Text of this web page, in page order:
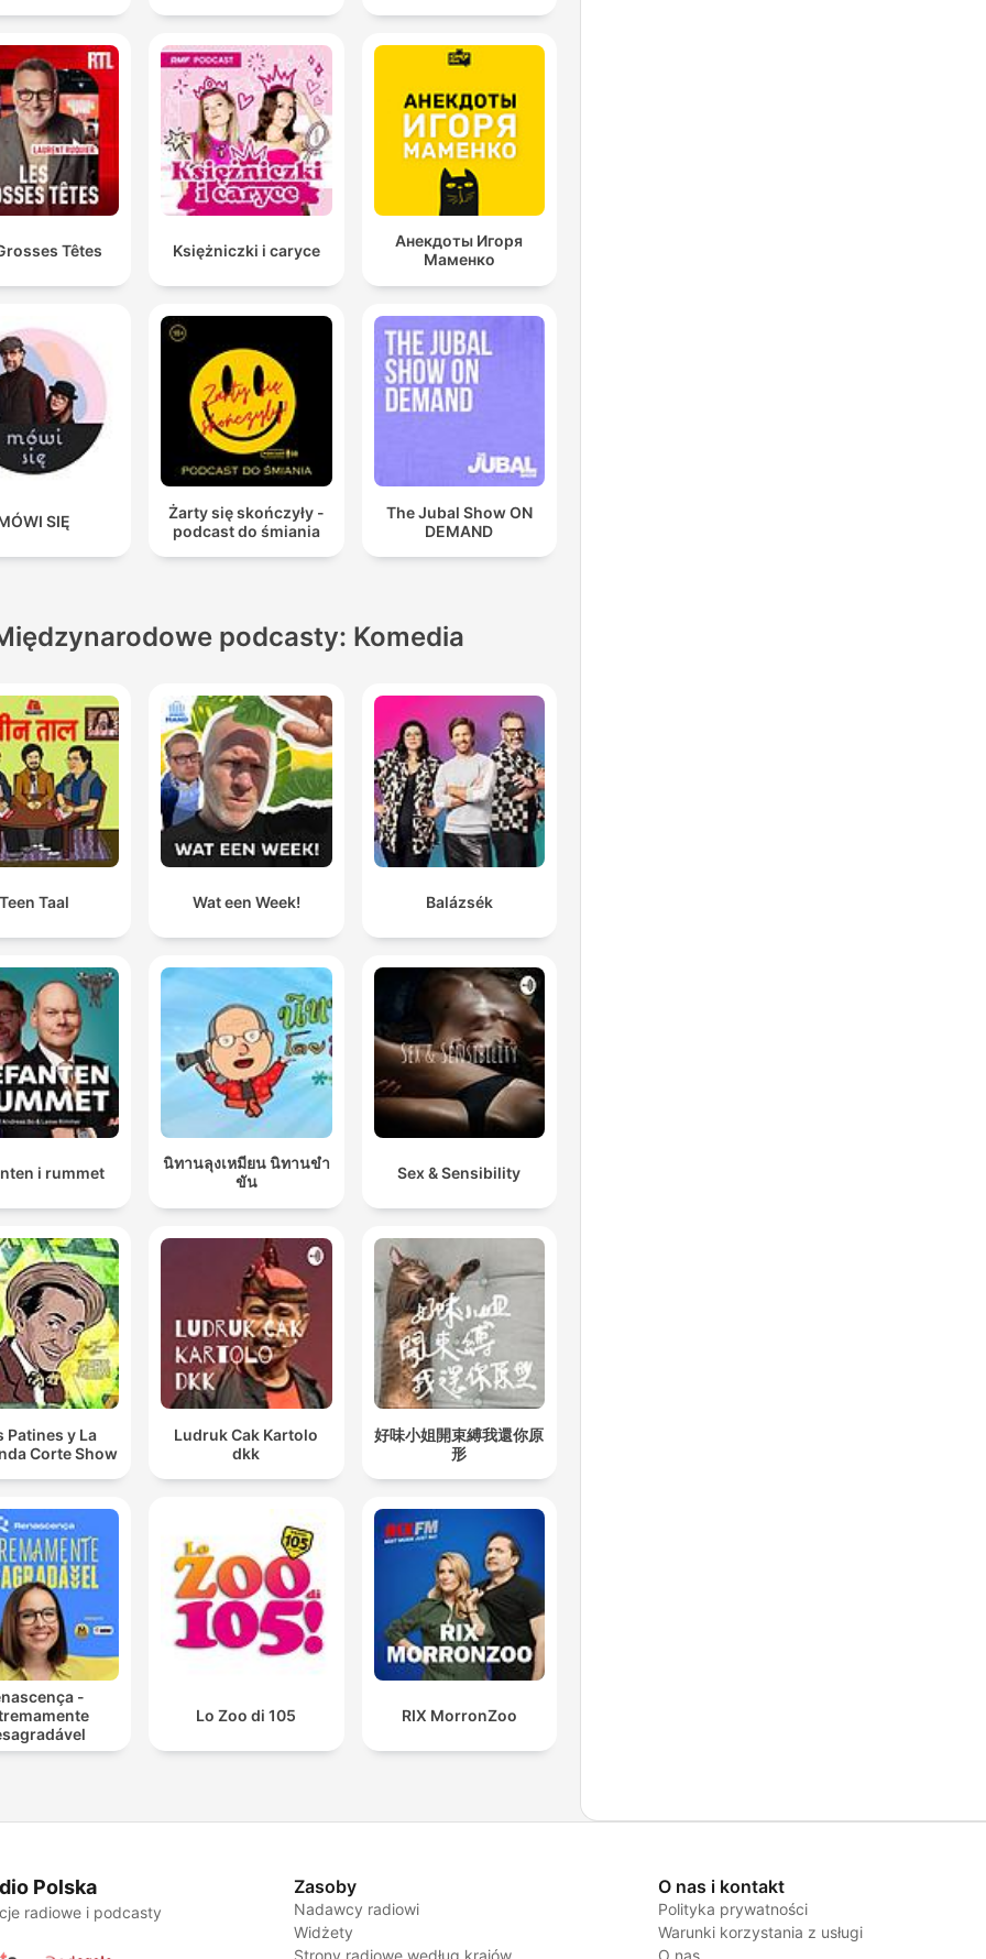
Têtes Księżniczki i caryce
Анекдоты Игоря
Маменко
SIĘ
Żarty się skończyły -
podcast do śmiania
The Jubal Show ON
DEMAND
podcasty: Komedia
Taal Wat een Week! Balázsék
i rummet
นิทานลุงเหมียน นิทานขำ
ขัน
Sex & Sensibility
Patines y La
Corte Show
Ludruk Cak Kartolo
dkk
好味小姐開束縛我還你原
形
-
Lo Zoo di 105 RIX MorronZoo
Polska
radiowe i podcasty
Zasoby
Nadawcy radiowi
Widżety
Strony radiowe według krajów
O nas i kontakt
Polityka prywatności
Warunki korzystania z usługi
O nas